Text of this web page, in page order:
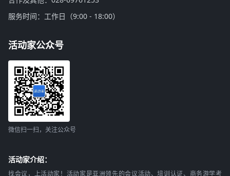
服务时间：工作日（9:00 - 18:00）
活动家公众号
微信扫一扫，关注公众号
活动家介绍：
找会议，上活动家！活动家是亚洲领先的会议活动、培训认证、商务游学考